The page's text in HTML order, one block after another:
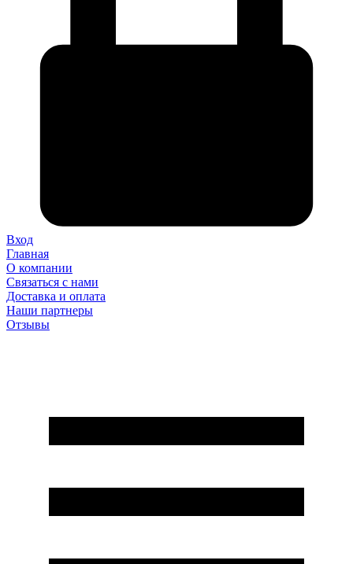
Вход
Главная
О компании
Связаться с нами
Доставка и оплата
Наши партнеры
Отзывы